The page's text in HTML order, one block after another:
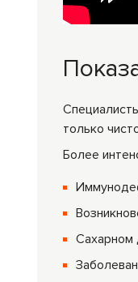
только
Более
Сахарном